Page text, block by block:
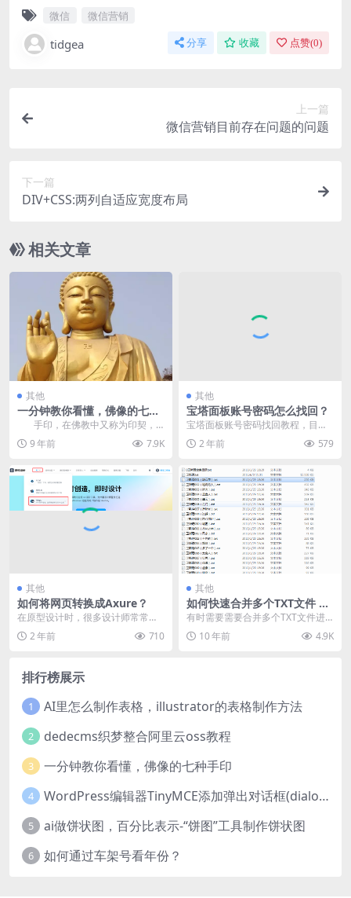
微信 微信营销
tidgea 分享 收藏 点赞(0)
上一篇
微信营销目前存在问题的问题
下一篇
DIV+CSS:两列自适应宽度布局
相关文章
其他
一分钟教你看懂，佛像的七种
手印
手印，在佛教中又称为印契，
是指在修法时，行者双手与手指所
结的各种姿...
9 年前 7.9K
其他
宝塔面板账号密码怎么找回？
宝塔面板账号密码找回教程，目前
着重介绍一下LINUX系统下的密码
找回方法，Win...
2 年前 579
其他
如何将网页转换成Axure？
在原型设计时，很多设计师常常要
把现有的网页内容、布局和交互逻
辑做成 Axure ...
2 年前 710
其他
如何快速合并多个TXT文件 卫
斯理全集TXT合成方法介绍及
卫斯理全集TXT下载
有时需要需要合并多个TXT文件进
行汇总分析出来，如何快速的实现
多个文件的合并呢？...
10 年前 4.9K
排行榜展示
1 AI里怎么制作表格，illustrator的表格制作方法
2 dedecms织梦整合阿里云oss教程
3 一分钟教你看懂，佛像的七种手印
4 WordPress编辑器TinyMCE添加弹出对话框(dialog)按钮的方法
5 ai做饼状图，百分比表示-“饼图”工具制作饼状图
6 如何通过车架号看年份？